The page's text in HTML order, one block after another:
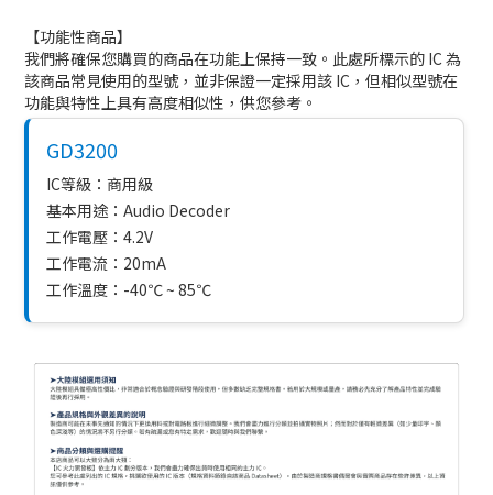
【功能性商品】
我們將確保您購買的商品在功能上保持一致。此處所標示的 IC 為
該商品常見使用的型號，並非保證一定採用該 IC，但相似型號在
功能與特性上具有高度相似性，供您參考。
GD3200
IC等級：商用級
基本用途：Audio Decoder
工作電壓：4.2V
工作電流：20mA
工作溫度：-40℃ ~ 85℃